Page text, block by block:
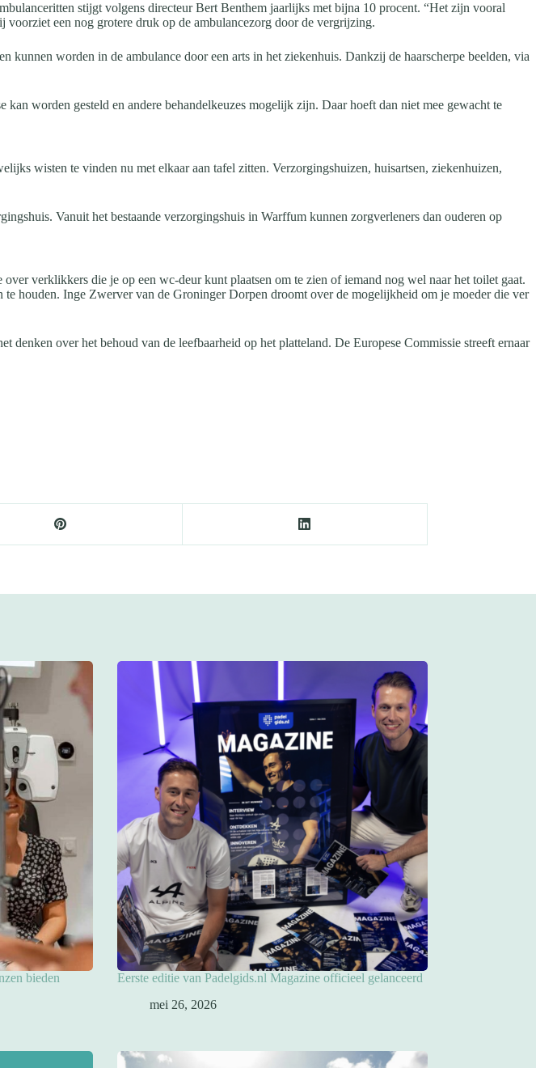
stijgt volgens directeur Bert Benthem jaarlijks met bijna 10 procent. “Het zijn vooral
een nog grotere druk op de ambulancezorg door de vergrijzing.
worden in de ambulance door een arts in het ziekenhuis. Dankzij de haarscherpe beelden, via
worden gesteld en andere behandelkeuzes mogelijk zijn. Daar hoeft dan niet mee gewacht te
wisten te vinden nu met elkaar aan tafel zitten. Verzorgingshuizen, huisartsen, ziekenhuizen,
Vanuit het bestaande verzorgingshuis in Warffum kunnen zorgverleners dan ouderen op
verklikkers die je op een wc-deur kunt plaatsen om te zien of iemand nog wel naar het toilet gaat.
houden. Inge Zwerver van de Groninger Dorpen droomt over de mogelijkheid om je moeder die ver
over het behoud van de leefbaarheid op het platteland. De Europese Commissie streeft ernaar
bieden
Eerste editie van Padelgids.nl Magazine officieel gelanceerd
mei 26, 2026